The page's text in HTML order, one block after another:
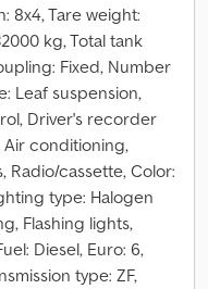
8x4, Tare weight:
kg, Total tank
Fixed, Number
Leaf suspension,
Driver's recorder
conditioning,
Radio/cassette, Color:
type: Halogen
Flashing lights,
Diesel, Euro: 6,
type: ZF,